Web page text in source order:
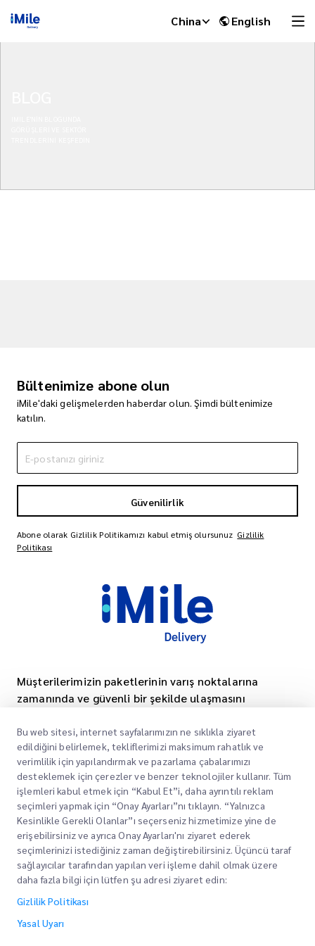
China English
Bültenimize abone olun
iMile'daki gelişmelerden haberdar olun. Şimdi bültenimize
katılın.
Güvenilirlik
Abone olarak Gizlilik Politikamızı kabul etmiş olursunuz Gizlilik
Politikası
Müşterilerimizin paketlerinin varış noktalarına
zamanında ve güvenli bir şekilde ulaşmasını
sağlamak için güvenilir hizmetler sunmaya
kendimizi adadık.
Ofis Yerleri
Teklif Alın
Yenilik
Gelişmekte olan bir lojistik şirketi olarak, müşterilerimize
en son teknoloji ve akıllı sistemlerin yardımıyla daha
akıllı ve daha verimli bir lojistik deneyimi sunmak için
sürekli olarak yenilikleri takip ediyoruz.
Kurumsal
Hakkımızda
Kariyer
BLOG
ESG
Kanal Hizmet Ortağı
Teknoloji odaklı
Express customs clearance
Bu web sitesi, internet sayfalarımızın ne sıklıkla ziyaret
edildiğini belirlemek, tekliflerimizi maksimum rahatlık ve
verimlilik için yapılandırmak ve pazarlama çabalarımızı
desteklemek için çerezler ve benzer teknolojiler kullanır. Tüm
işlemleri kabul etmek için “Kabul Et”i, daha ayrıntılı reklam
seçimleri yapmak için “Onay Ayarları”nı tıklayın. “Yalnızca
Kesinlikle Gerekli Olanlar”ı seçerseniz hizmetimize yine de
erişebilirsiniz ve ayrıca Onay Ayarları'nı ziyaret ederek
seçimlerinizi istediğiniz zaman değiştirebilirsiniz. Üçüncü taraf
sağlayıcılar tarafından yapılan veri işleme dahil olmak üzere
daha fazla bilgi için lütfen şu adresi ziyaret edin:
Gizlilik Politikası
Yasal Uyarı